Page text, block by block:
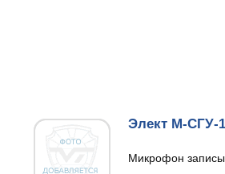
Элект М-СГУ-
Микрофон